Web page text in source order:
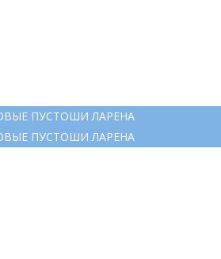
ПУСТОШИ ЛАРЕНА
ПУСТОШИ ЛАРЕНА